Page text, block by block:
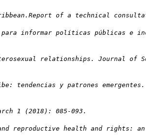
of a technical
para informar políticas públicas e
relationships. Journal of
tendencias y patrones emergentes.
1 (2018): 085-093.
reproductive health and rights: an